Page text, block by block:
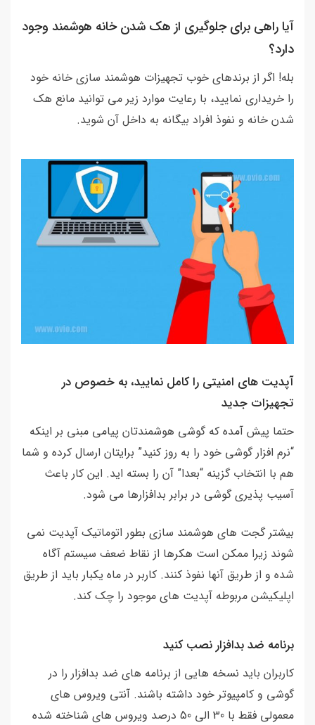
آیا راهی برای جلوگیری از هک شدن خانه هوشمند وجود
دارد؟
بله! اگر از برندهای خوب تجهیزات هوشمند سازی خانه خود
را خریداری نمایید، با رعایت موارد زیر می توانید مانع هک
شدن خانه و نفوذ افراد بیگانه به داخل آن شوید.
آپدیت های امنیتی را کامل نمایید، به خصوص در
تجهیزات جدید
حتما پیش آمده که گوشی هوشمندتان پیامی مبنی بر اینکه
“نرم افزار گوشی خود را به روز کنید” برایتان ارسال کرده و شما
هم با انتخاب گزینه “بعدا” آن را بسته اید. این کار باعث
آسیب پذیری گوشی در برابر بدافزارها می شود.
بیشتر گجت های هوشمند سازی بطور اتوماتیک آپدیت نمی
شوند زیرا ممکن است هکرها از نقاط ضعف سیستم آگاه
شده و از طریق آنها نفوذ کنند. کاربر در ماه یکبار باید از طریق
اپلیکیشن مربوطه آپدیت های موجود را چک کند.
برنامه ضد بدافزار نصب کنید
کاربران باید نسخه هایی از برنامه های ضد بدافزار را در
گوشی و کامپیوتر خود داشته باشند. آنتی ویروس های
معمولی فقط با 30 الی 50 درصد ویروس های شناخته شده